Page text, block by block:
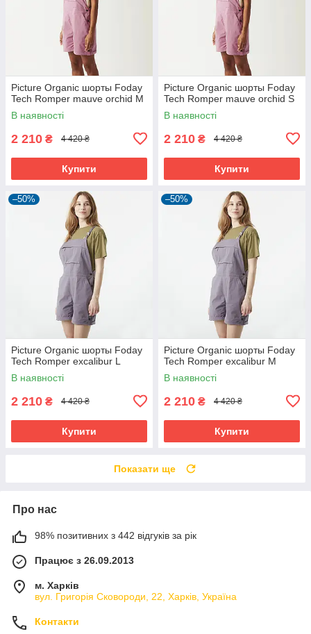
Picture Organic шорты Foday
Tech Romper mauve orchid M
В наявності
2 210 ₴ 4 420 ₴
Купити
Picture Organic шорты Foday
Tech Romper mauve orchid S
В наявності
2 210 ₴ 4 420 ₴
Купити
–50%
Picture Organic шорты Foday
Tech Romper excalibur L
В наявності
2 210 ₴ 4 420 ₴
Купити
–50%
Picture Organic шорты Foday
Tech Romper excalibur M
В наявності
2 210 ₴ 4 420 ₴
Купити
Показати ще
Про нас
98% позитивних з 442 відгуків за рік
Працює з 26.09.2013
м. Харків
вул. Григорія Сковороди, 22, Харків, Україна
Контакти